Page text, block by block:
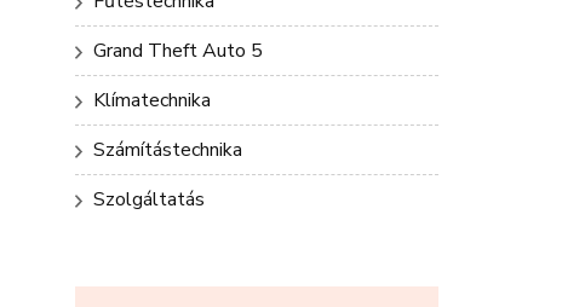
Grand Theft Auto 5
Klímatechnika
Számítástechnika
Szolgáltatás